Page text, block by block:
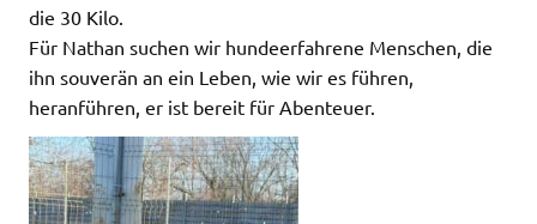
die 30 Kilo.
Für Nathan suchen wir hundeerfahrene Menschen, die
ihn souverän an ein Leben, wie wir es führen,
heranführen, er ist bereit für Abenteuer.